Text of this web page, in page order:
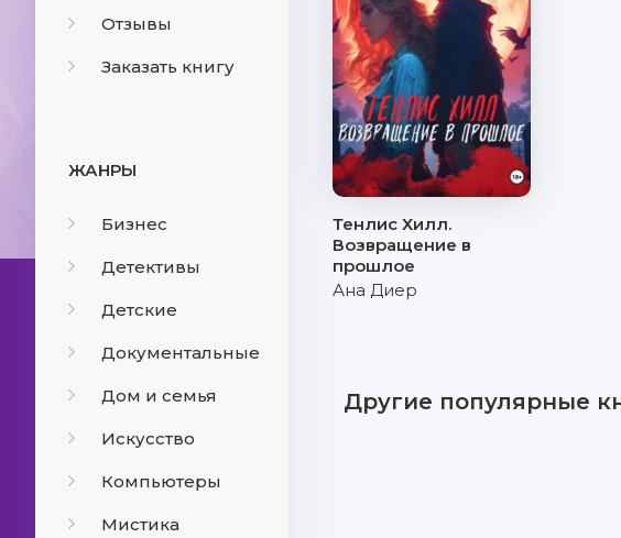
Отзывы
Заказать книгу
ЖАНРЫ
Бизнес
Детективы
Детские
Документальные
Дом и семья
Искусство
Компьютеры
Мистика
Тенлис Хилл.
Возвращение в
прошлое
Ана Диер
Другие популярные